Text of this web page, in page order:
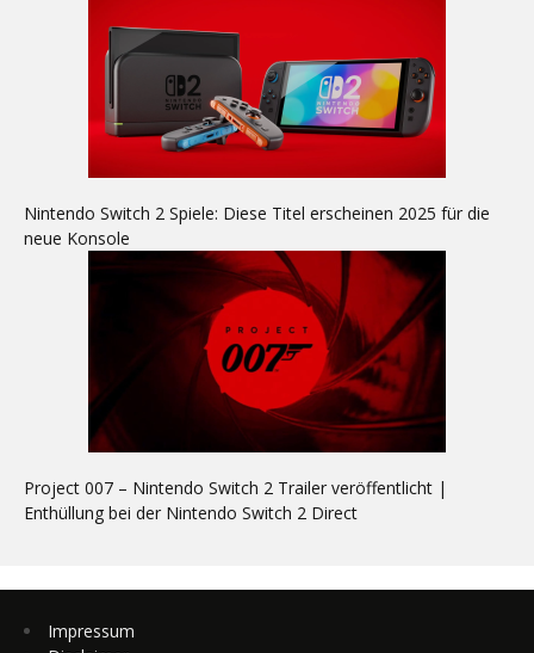
Nintendo Switch 2 Spiele: Diese Titel erscheinen 2025 für die
neue Konsole
Project 007 – Nintendo Switch 2 Trailer veröffentlicht |
Enthüllung bei der Nintendo Switch 2 Direct
Impressum